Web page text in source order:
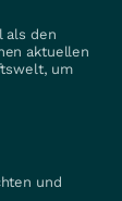
als den
aktuellen
um
und